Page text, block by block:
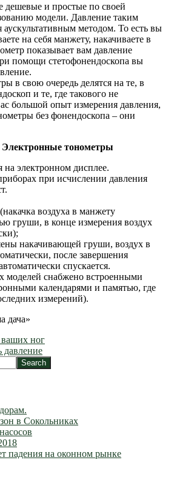
дешевые и простые по своей
модели. Давление таким
аускультативным методом. То есть вы
на себя манжету, накачиваете в
показывает вам давление
помощи стетофонендоскопа вы
в свою очередь делятся на те, в
и те, где такового не
большой опыт измерения давления,
без фонендоскопа – они
Электронные тонометры
на электронном дисплее.
при исчислении давления
воздуха в манжету
груши, в конце измерения воздух
накачивающей груши, воздух в
после завершения
спускается.
моделей снабжено встроенными
календарями и памятью, где
измерений).
дача»
ваших ног
давление
в Сокольниках
падения на оконном рынке